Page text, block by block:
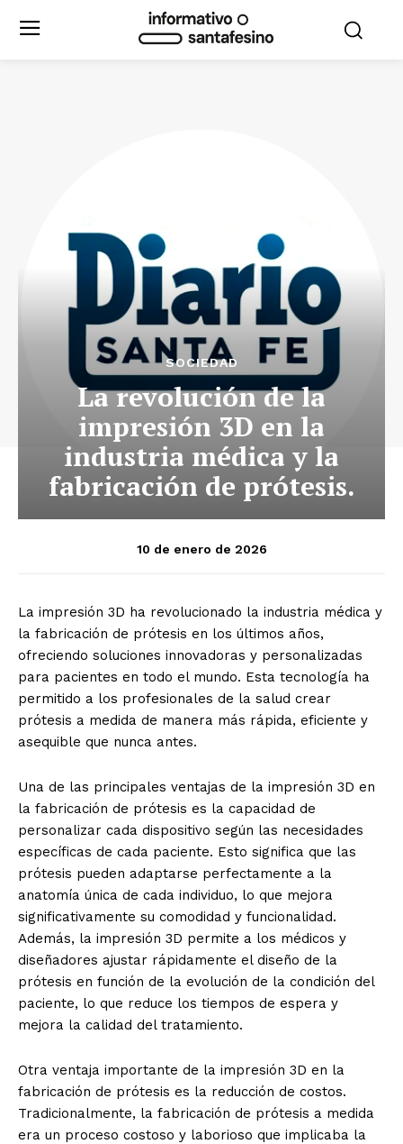
SOCIEDAD
La revolución de la
impresión 3D en la
industria médica y la
fabricación de prótesis.
10 de enero de 2026
La impresión 3D ha revolucionado la industria médica y
la fabricación de prótesis en los últimos años,
ofreciendo soluciones innovadoras y personalizadas
para pacientes en todo el mundo. Esta tecnología ha
permitido a los profesionales de la salud crear
prótesis a medida de manera más rápida, eficiente y
asequible que nunca antes.
Una de las principales ventajas de la impresión 3D en
la fabricación de prótesis es la capacidad de
personalizar cada dispositivo según las necesidades
específicas de cada paciente. Esto significa que las
prótesis pueden adaptarse perfectamente a la
anatomía única de cada individuo, lo que mejora
significativamente su comodidad y funcionalidad.
Además, la impresión 3D permite a los médicos y
diseñadores ajustar rápidamente el diseño de la
prótesis en función de la evolución de la condición del
paciente, lo que reduce los tiempos de espera y
mejora la calidad del tratamiento.
Otra ventaja importante de la impresión 3D en la
fabricación de prótesis es la reducción de costos.
Tradicionalmente, la fabricación de prótesis a medida
era un proceso costoso y laborioso que implicaba la